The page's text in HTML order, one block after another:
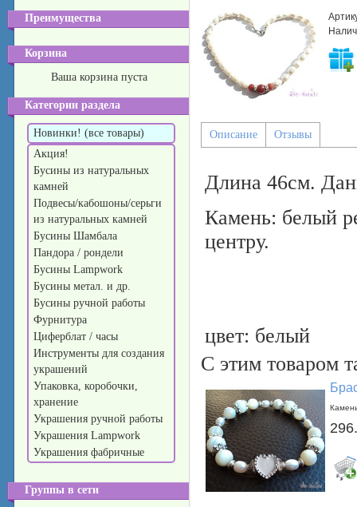
Преимущества
Корзина
Ваша корзина пуста
Категории раздела
Новинки! (все товары)
Акция!
Бусины из натуральных
камней
Подвесы/кабошоны/серьги
из натуральных камней
Бусины Шамбала
Пандора / рондели
Бусины Lampwork
Бусины метал. и др.
Бусины ручной работы
Фурнитура
Циферблат / часы
Инструменты для создания
украшений
Упаковка, коробочки,
хранение
Украшения ручной работы
Украшения Lampwork
Украшения фабричные
Группы в сети
Описание Отзывы
Длина 46см.
Камень: белый
центру.
цвет: белый
С этим товаром